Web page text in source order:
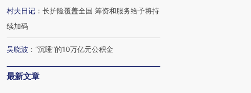
村夫日记 ： 长护险覆盖全国 筹资和服务给予将持
续加码
吴晓波 ： “沉睡”的10万亿元公积金
最新文章